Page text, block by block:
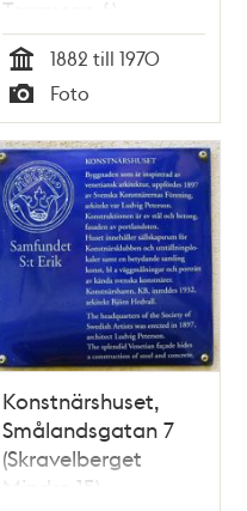
Terrassen 6)
Tid
1882 till 1970
Typ
Foto
Konstnärshuset,
Smålandsgatan 7
(Skravelberget
Mindre 15)